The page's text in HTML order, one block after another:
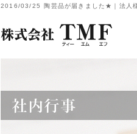
2016/03/25 陶芸品が届きました★｜法人